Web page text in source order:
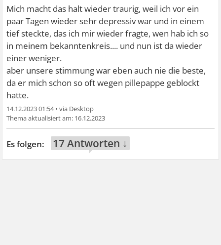
Mich macht das halt wieder traurig, weil ich vor ein
paar Tagen wieder sehr depressiv war und in einem
tief steckte, das ich mir wieder fragte, wen hab ich so
in meinem bekanntenkreis.... und nun ist da wieder
einer weniger.
aber unsere stimmung war eben auch nie die beste,
da er mich schon so oft wegen pillepappe geblockt
hatte.
14.12.2023 01:54•
16.12.2023
17 Antworten ↓